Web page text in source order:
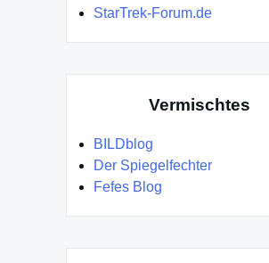
StarTrek-Forum.de
Vermischtes
BILDblog
Der Spiegelfechter
Fefes Blog